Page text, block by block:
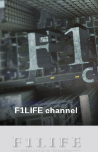
F1LIFE channel